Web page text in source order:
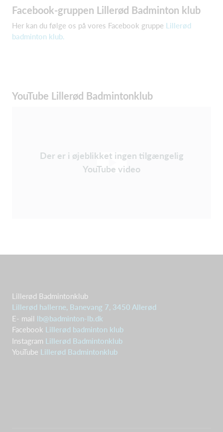
Facebook-gruppen Lillerød Badminton klub
Her kan du følge os på vores Facebook gruppe Lillerød
badminton klub.
YouTube Lillerød Badmintonklub
Der er i øjeblikket ingen tilgængelig
YouTube video
Lillerød Badmintonklub
Lillerød hallerne, Banevang 7, 3450 Allerød
E- mail lb@badminton-lb.dk
Facebook Lillerød badminton klub
Instagram Lillerød Badmintonklub
YouTube Lillerød Badmintonklub